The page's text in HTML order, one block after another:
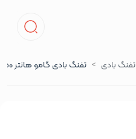
تفنگ بادی تفنگ بادی گامو هانتر 1250